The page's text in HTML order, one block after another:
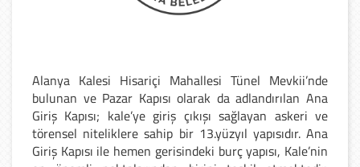
Alanya Kalesi Hisariçi Mahallesi Tünel Mevkii’nde
bulunan ve Pazar Kapısı olarak da adlandırılan Ana
Giriş Kapısı; kale’ye giriş çıkışı sağlayan askeri ve
törensel niteliklere sahip bir 13.yüzyıl yapısıdır. Ana
Giriş Kapısı ile hemen gerisindeki burç yapısı, Kale’nin